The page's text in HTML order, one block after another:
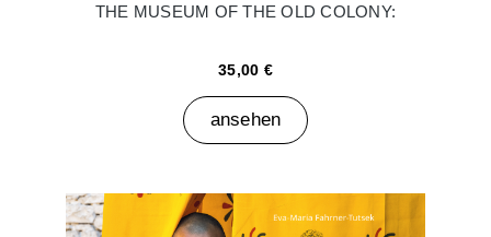
THE MUSEUM OF THE OLD COLONY:
35,00 €
ansehen